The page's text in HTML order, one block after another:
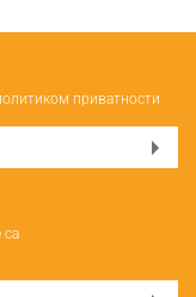
приватности
са